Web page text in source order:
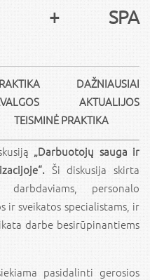
+ SPA
DAŽNIAUSIAI
AKTUALIJOS
PRAKTIKA
„Darbuotojų sauga ir
Ši diskusija skirta
personalo
ir sveikatos specialistams, ir
darbe besirūpinantiems
pasidalinti gerosios